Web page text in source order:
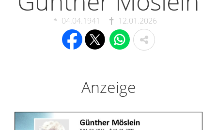
04.04.1941 12.01.2026
Anzeige